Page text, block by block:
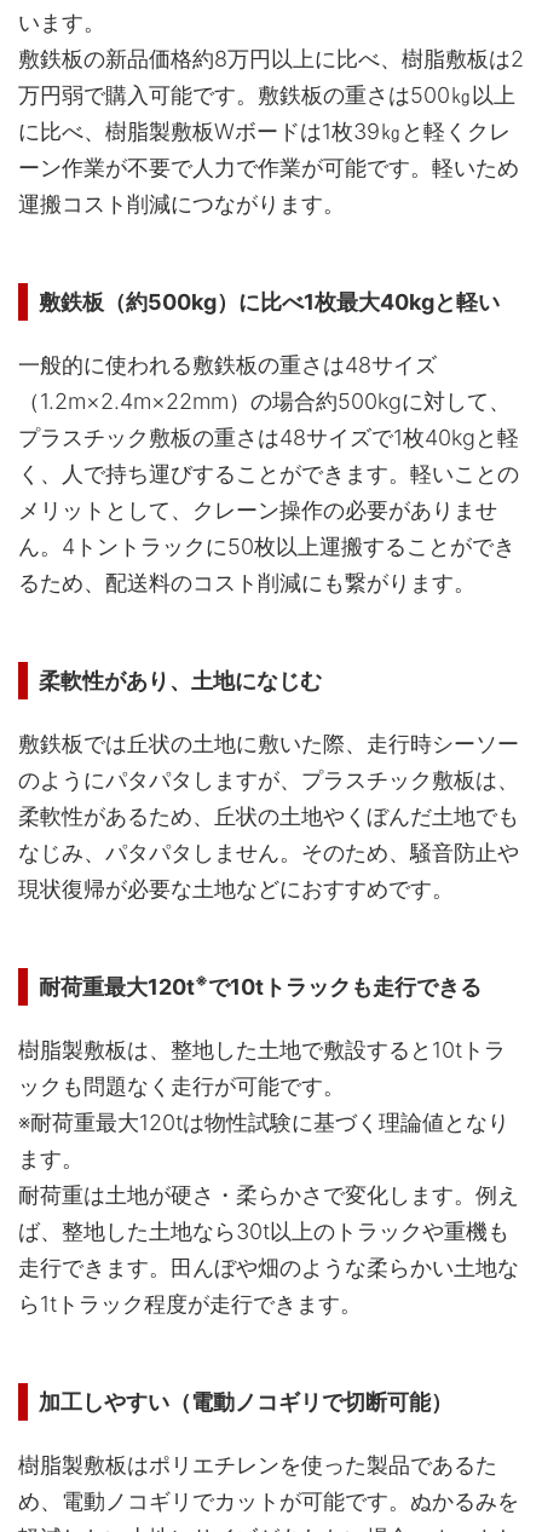
います。
敷鉄板の新品価格約8万円以上に比べ、樹脂敷板は2
万円弱で購入可能です。敷鉄板の重さは500㎏以上
に比べ、樹脂製敷板Wボードは1枚39㎏と軽くクレ
ーン作業が不要で人力で作業が可能です。軽いため
運搬コスト削減につながります。
敷鉄板（約500kg）に比べ1枚最大40kgと軽い
一般的に使われる敷鉄板の重さは48サイズ
（1.2m×2.4m×22mm）の場合約500kgに対して、
プラスチック敷板の重さは48サイズで1枚40kgと軽
く、人で持ち運びすることができます。軽いことの
メリットとして、クレーン操作の必要がありませ
ん。4トントラックに50枚以上運搬することができ
るため、配送料のコスト削減にも繋がります。
柔軟性があり、土地になじむ
敷鉄板では丘状の土地に敷いた際、走行時シーソー
のようにパタパタしますが、プラスチック敷板は、
柔軟性があるため、丘状の土地やくぼんだ土地でも
なじみ、パタパタしません。そのため、騒音防止や
現状復帰が必要な土地などにおすすめです。
耐荷重最大120t※で10tトラックも走行できる
樹脂製敷板は、整地した土地で敷設すると10tトラ
ックも問題なく走行が可能です。
※耐荷重最大120tは物性試験に基づく理論値となり
ます。
耐荷重は土地が硬さ・柔らかさで変化します。例え
ば、整地した土地なら30t以上のトラックや重機も
走行できます。田んぼや畑のような柔らかい土地な
ら1tトラック程度が走行できます。
加工しやすい（電動ノコギリで切断可能）
樹脂製敷板はポリエチレンを使った製品であるた
め、電動ノコギリでカットが可能です。ぬかるみを